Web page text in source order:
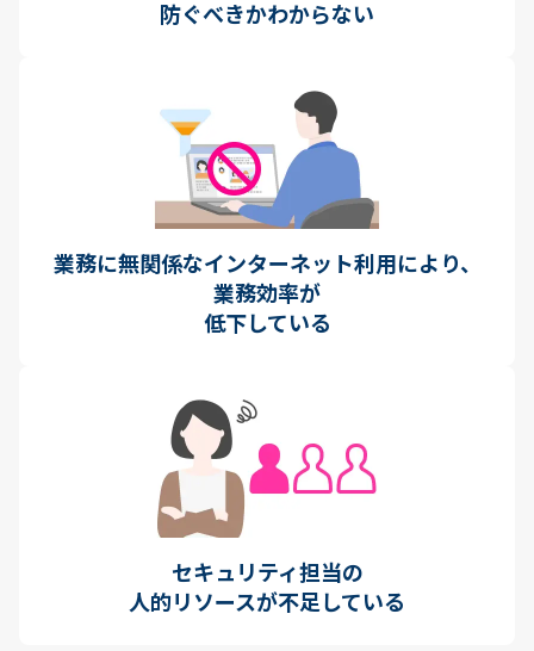
防ぐべきかわからない
業務に無関係なインターネット利用により、
業務効率が
低下している
セキュリティ担当の
人的リソースが不足している